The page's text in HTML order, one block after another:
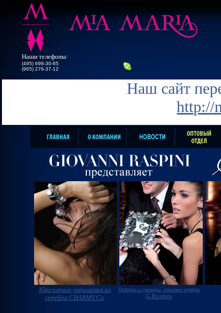
Наши телефоны:
(495) 698-30-65
(965) 276-37-12
Наш сайт
http://
Ювелирные украшения из
серебра CHARMS'Co
Подарки и сувениры, столовое серебро
G.Raspini